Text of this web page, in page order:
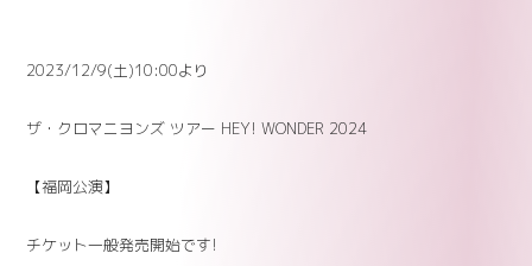
2023/12/9(土)10:00より
ザ・クロマニヨンズ ツアー HEY! WONDER 2024
【福岡公演】
チケット一般発売開始です!